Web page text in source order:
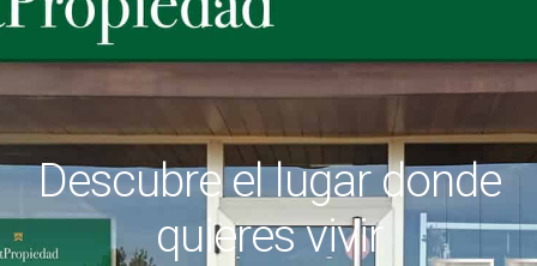
Descubre el lugar donde
quieres vivir